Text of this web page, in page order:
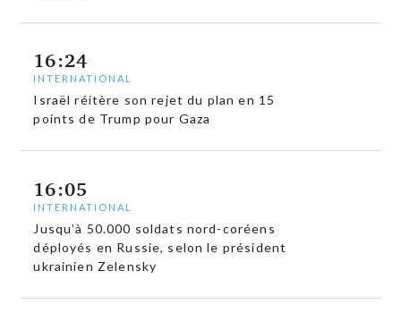
16:24
INTERNATIONAL
Israël réitère son rejet du plan en 15
points de Trump pour Gaza
16:05
INTERNATIONAL
Jusqu’à 50.000 soldats nord-coréens
déployés en Russie, selon le président
ukrainien Zelensky